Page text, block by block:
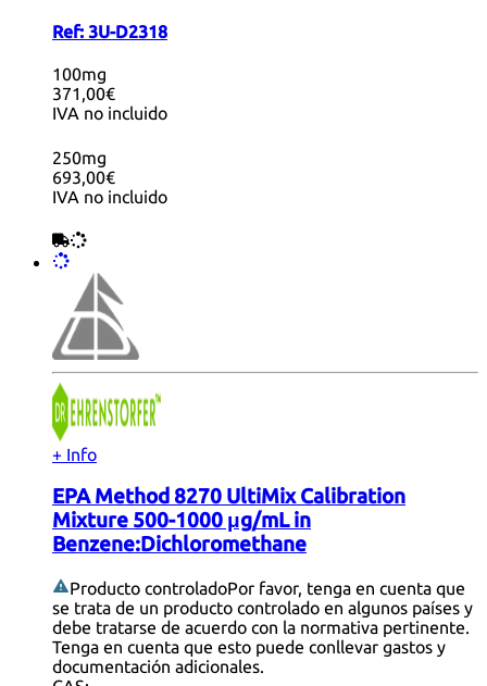
Ref: 3U-D2318
100mg
371,00€
IVA no incluido
250mg
693,00€
IVA no incluido
+ Info
EPA Method 8270 UltiMix Calibration
Mixture 500-1000 μg/mL in
Benzene:Dichloromethane
Producto controladoPor favor, tenga en cuenta que
se trata de un producto controlado en algunos países y
debe tratarse de acuerdo con la normativa pertinente.
Tenga en cuenta que esto puede conllevar gastos y
documentación adicionales.